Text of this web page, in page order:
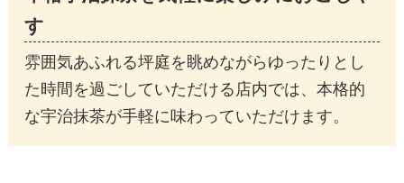
す
雰囲気あふれる坪庭を眺めながらゆったりとし
た時間を過ごしていただける店内では、本格的
な宇治抹茶が手軽に味わっていただけます。